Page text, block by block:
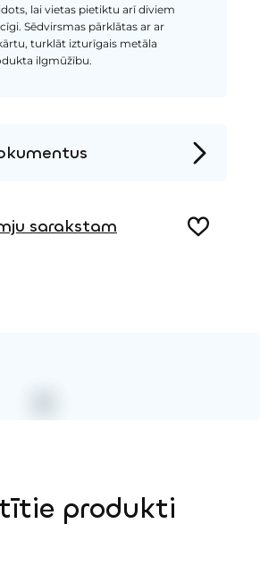
lai vietas pietiktu arī diviem
Sēdvirsmas pārklātas ar ar
turklāt izturīgais metāla
ilgmūžību.
sarakstam
produkti